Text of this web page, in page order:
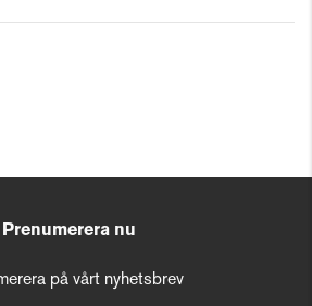
Prenumerera nu
på vårt nyhetsbrev